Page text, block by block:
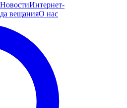
НовостиИнтернет-
вещанияО нас